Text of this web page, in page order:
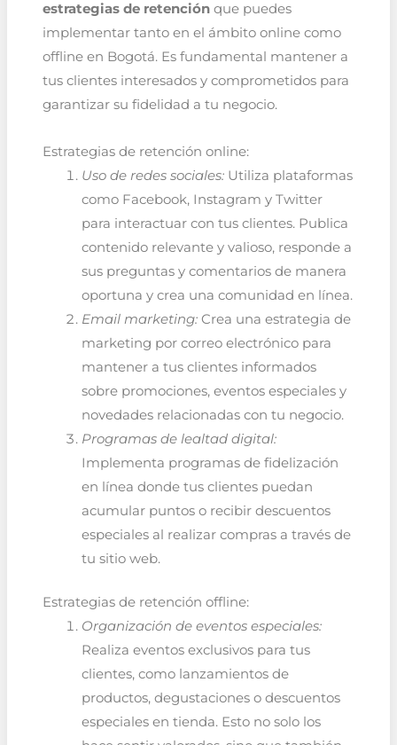
estrategias de retenciónque puedes
implementar tanto en el ámbito online como
offline en Bogotá. Es fundamental mantener a
tus clientes interesados y comprometidos para
garantizar su fidelidad a tu negocio.
Estrategias de retención online:
Uso de redes sociales:Utiliza plataformas
como Facebook, Instagram y Twitter
para interactuar con tus clientes. Publica
contenido relevante y valioso, responde a
sus preguntas y comentarios de manera
oportuna y crea una comunidad en línea.
Email marketing:Crea una estrategia de
marketing por correo electrónico para
mantener a tus clientes informados
sobre promociones, eventos especiales y
novedades relacionadas con tu negocio.
Programas de lealtad digital:
Implementa programas de fidelización
en línea donde tus clientes puedan
acumular puntos o recibir descuentos
especiales al realizar compras a través de
tu sitio web.
Estrategias de retención offline:
Organización de eventos especiales:
Realiza eventos exclusivos para tus
clientes, como lanzamientos de
productos, degustaciones o descuentos
especiales en tienda. Esto no solo los